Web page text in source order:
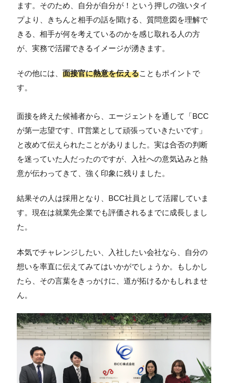
ます。そのため、自分が自分が！という押しの強いタイ
プより、きちんと相手の話を聞ける、質問意図を理解で
きる、相手が何を考えているのかを感じ取れる人の方
が、実務で活躍できるイメージが湧きます。
その他には、面接官に熱意を伝えることもポイントで
す。
面接を終えた候補者から、エージェントを通して「BCC
が第一志望です、IT営業として頑張っていきたいです」
と改めて伝えられたことがありました。実は合否の判断
を迷っていた人だったのですが、入社への意気込みと熱
意が伝わってきて、強く印象に残りました。
結果その人は採用となり、BCC社員として活躍していま
す。現在は就業先企業でも評価されるまでに成長しまし
た。
本気でチャレンジしたい、入社したい会社なら、自分の
想いを率直に伝えてみてはいかがでしょうか。もしかし
たら、その言葉をきっかけに、道が拓けるかもしれませ
ん。